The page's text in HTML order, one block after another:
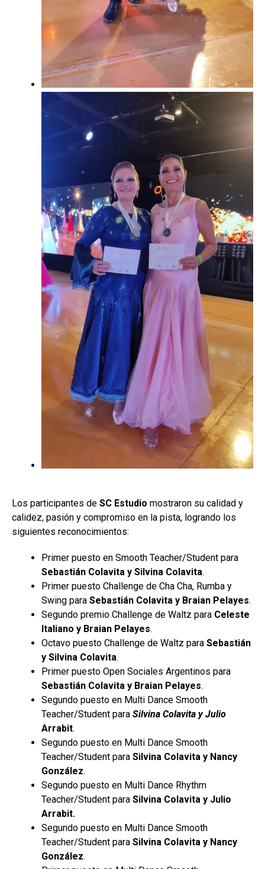
Los participantes de SC Estudio mostraron su calidad y
calidez, pasión y compromiso en la pista, logrando los
siguientes reconocimientos:
Primer puesto en Smooth Teacher/Student para
Sebastián Colavita y Silvina Colavita.
Primer puesto Challenge de Cha Cha, Rumba y
Swing para Sebastián Colavita y Braian Pelayes.
Segundo premio Challenge de Waltz para Celeste
Italiano y Braian Pelayes.
Octavo puesto Challenge de Waltz para Sebastián
y Silvina Colavita.
Primer puesto Open Sociales Argentinos para
Sebastián Colavita y Braian Pelayes.
Segundo puesto en Multi Dance Smooth
Teacher/Student para Silvina Colavita y Julio
Arrabit.
Segundo puesto en Multi Dance Smooth
Teacher/Student para Silvina Colavita y Nancy
González.
Segundo puesto en Multi Dance Rhythm
Teacher/Student para Silvina Colavita y Julio
Arrabit.
Segundo puesto en Multi Dance Smooth
Teacher/Student para Silvina Colavita y Nancy
González.